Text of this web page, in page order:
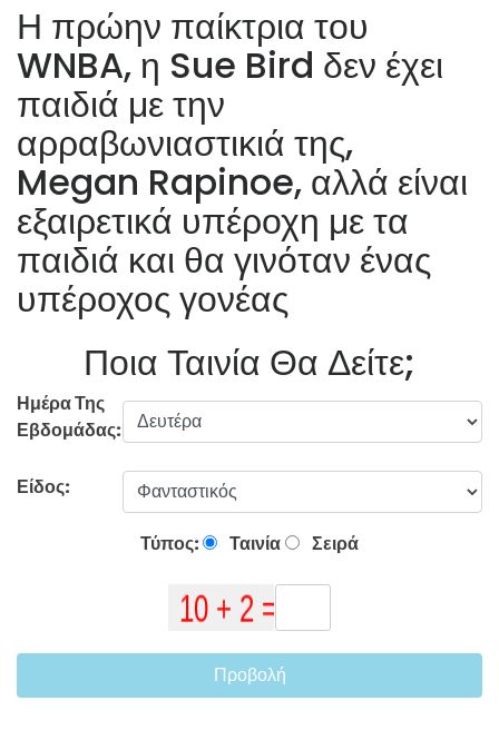
Η πρώην παίκτρια του
WNBA, η Sue Bird δεν έχει
παιδιά με την
αρραβωνιαστικιά της,
Megan Rapinoe, αλλά είναι
εξαιρετικά υπέροχη με τα
παιδιά και θα γινόταν ένας
υπέροχος γονέας
Ποια Ταινία Θα Δείτε;
Ημέρα Της
Εβδομάδας:
Είδος:
Τύπος: Ταινία Σειρά
Προβολή